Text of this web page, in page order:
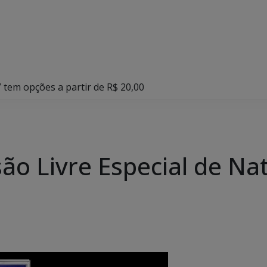
opções a partir de R$ 20,00
Livre Especial de